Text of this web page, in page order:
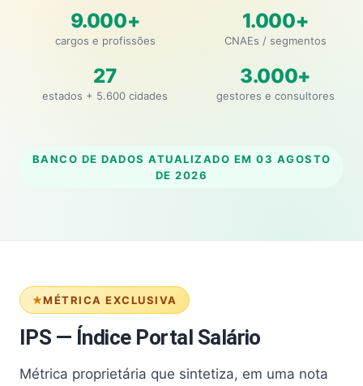
9.000+
cargos e profissões
1.000+
CNAEs / segmentos
27
estados + 5.600 cidades
3.000+
gestores e consultores
BANCO DE DADOS ATUALIZADO EM 03 AGOSTO
DE 2026
MÉTRICA EXCLUSIVA
IPS — Índice Portal Salário
Métrica proprietária que sintetiza, em uma nota